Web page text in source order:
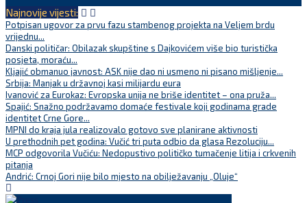
Najnovije vijesti:
Potpisan ugovor za prvu fazu stambenog projekta na Veljem brdu
vrijednu...
Danski političar: Obilazak skupštine s Dajkovićem više bio turistička
posjeta, moraću...
Kljajić obmanuo javnost: ASK nije dao ni usmeno ni pisano mišljenje...
Srbija: Manjak u državnoj kasi milijardu eura
Ivanović za Eurokaz: Evropska unija ne briše identitet – ona pruža...
Spajić: Snažno podržavamo domaće festivale koji godinama grade
identitet Crne Gore...
MPNI do kraja jula realizovalo gotovo sve planirane aktivnosti
U prethodnih pet godina: Vučić tri puta odbio da glasa Rezoluciju...
MCP odgovorila Vučiću: Nedopustivo političko tumačenje litija i crkvenih
pitanja
Andrić: Crnoj Gori nije bilo mjesto na obilježavanju „Oluje“